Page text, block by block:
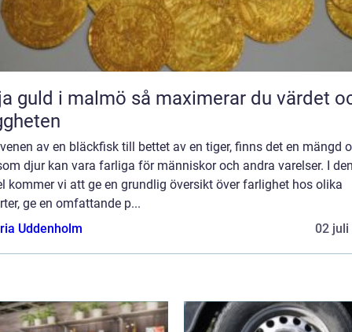
i malmö så maximerar du värdet och
av en bläckfisk till bettet av en tiger, finns det en mängd
djur kan vara farliga för människor och andra varelser. I
kommer vi att ge en grundlig översikt över farlighet hos olika
ge en omfattande p...
Uddenholm
02 juli